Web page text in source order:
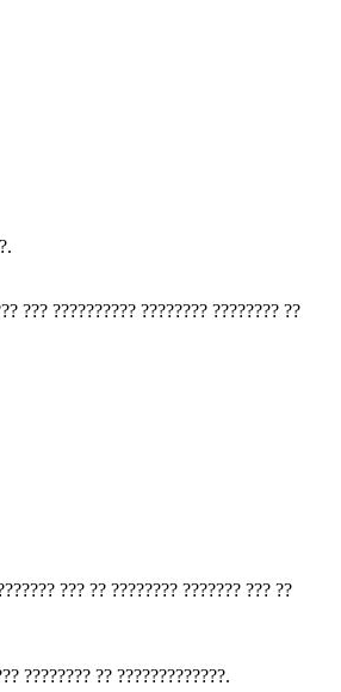
?????????? ???????? ???????? ??
??? ?? ???????? ??????? ??? ??
???????? ?? ?????????????.